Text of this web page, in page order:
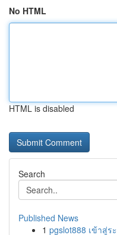
No HTML
HTML is disabled
Search
Published News
1 pgslot888 เข้าสู่